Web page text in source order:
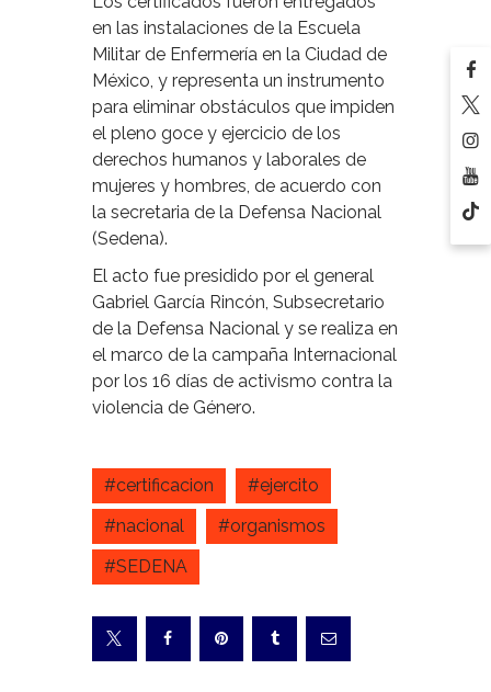
en las instalaciones de la Escuela
Militar de Enfermería en la Ciudad de
México, y representa un instrumento
para eliminar obstáculos que impiden
el pleno goce y ejercicio de los
derechos humanos y laborales de
mujeres y hombres, de acuerdo con
la secretaria de la Defensa Nacional
(Sedena).
El acto fue presidido por el general
Gabriel García Rincón, Subsecretario
de la Defensa Nacional y se realiza en
el marco de la campaña Internacional
por los 16 días de activismo contra la
violencia de Género.
#certificacion
#ejercito
#nacional
#organismos
#SEDENA